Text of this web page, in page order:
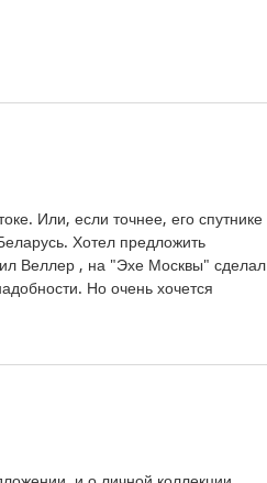
Или, если точнее, его спутнике
Хотел предложить
Веллер , на "Эхе Москвы" сделал
Но очень хочется